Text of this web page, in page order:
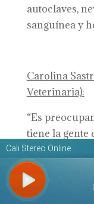
autoclaves,
sanguínea y
Carolina
Veterinaria):
“Es
tiene la gente
animal de su
que su
desconocido
que en la